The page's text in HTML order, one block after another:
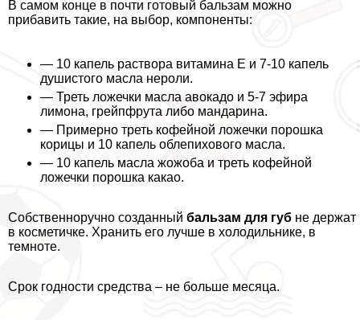
В самом конце в почти готовый бальзам можно
прибавить такие, на выбор, компоненты:
— 10 капель раствора витамина E и 7-10 капель
душистого масла нероли.
— Треть ложечки масла авокадо и 5-7 эфира
лимона, грейпфрута либо мaндарина.
— Примерно треть кофейной ложечки порошка
корицы и 10 капель облепихового масла.
— 10 капель масла жожоба и треть кофейной
ложечки порошка какао.
Собственноручно созданный бальзам для губ не держат
в косметичке. Хранить его лучше в холодильнике, в
темноте.
Срок годности средства – не больше месяца.